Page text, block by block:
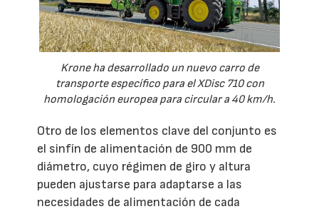
Krone ha desarrollado un nuevo carro de
transporte específico para el XDisc 710 con
homologación europea para circular a 40 km/h.
Otro de los elementos clave del conjunto es
el sinfín de alimentación de 900 mm de
diámetro, cuyo régimen de giro y altura
pueden ajustarse para adaptarse a las
necesidades de alimentación de cada